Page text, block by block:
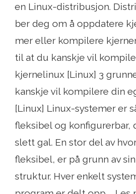
en Linux-distribusjon.
ber deg om å oppdatere
mer eller kompilere
til at du kanskje vil
kjernelinux [Linux] 3
kanskje vil kompilere din
[Linux] Linux-systemer er
fleksibel og konfigurerbar,
slett gal. En stor del av
fleksibel, er på grunn av
struktur. Hver enkelt